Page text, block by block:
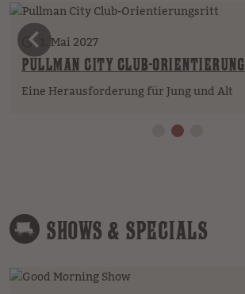
1. Mai 2027
PULLMAN CITY CLUB-
Eine Herausforderung für Jung und Alt
vorheriges
SHOWS & SPECIALS